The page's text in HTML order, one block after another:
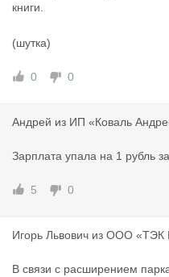
книги.
(шутка)
0 0
Андрей из ИП «Коваль
Зарплата упала на 1 рубль
5 0
Игорь Львович из ООО «ТЭК
В связи с расширением